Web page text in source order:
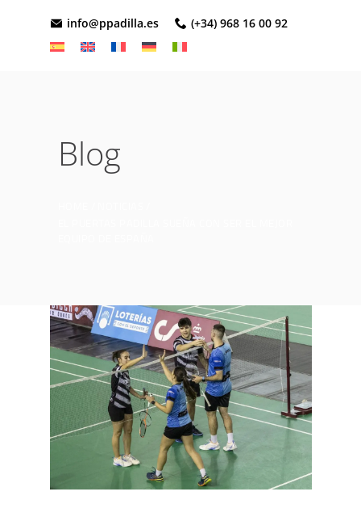
info@ppadilla.es (+34) 968 16 00 92
Blog